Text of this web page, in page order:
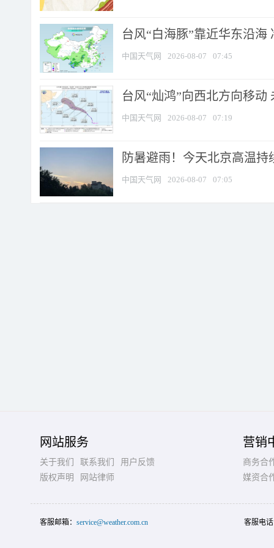
台风“白海豚”靠近华东沿
中国天气网 2026-08-07 07:45
台风“灿鸿”向西北方向移动
中国天气网 2026-08-07 07:19
防暑避雨！今天北京高温
中国天气网 2026-08-07 07:05
网站服务
关于我们 联系我们
用户反馈
版权声明
网站律师
营销
商务合
媒资合
客服邮箱： service@weather.com.cn 客服电